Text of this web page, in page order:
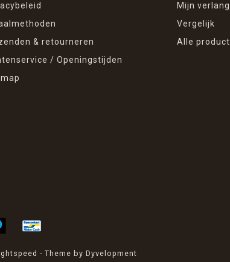
& retourneren
/ Openingstijden
Mijn
Vergelijk
Alle
- Theme by Dyvelopment